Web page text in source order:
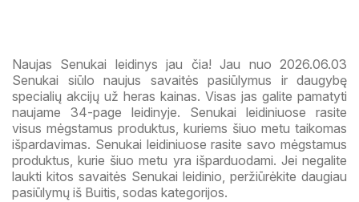
Naujas Senukai leidinys jau čia! Jau nuo 2026.06.03
Senukai siūlo naujus savaitės pasiūlymus ir daugybę
specialių akcijų už heras kainas. Visas jas galite pamatyti
naujame 34-page leidinyje. Senukai leidiniuose rasite
visus mėgstamus produktus, kuriems šiuo metu taikomas
išpardavimas. Senukai leidiniuose rasite savo mėgstamus
produktus, kurie šiuo metu yra išparduodami. Jei negalite
laukti kitos savaitės Senukai leidinio, peržiūrėkite daugiau
pasiūlymų iš Buitis, sodas kategorijos.